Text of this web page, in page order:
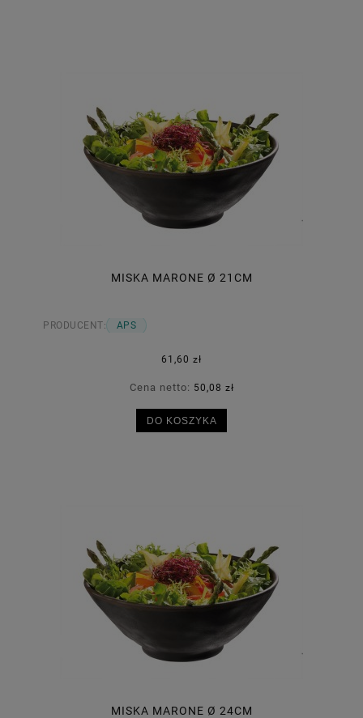
MISKA MARONE Ø 21CM
PRODUCENT: APS
61,60 zł
Cena netto: 50,08 zł
DO KOSZYKA
MISKA MARONE Ø 24CM